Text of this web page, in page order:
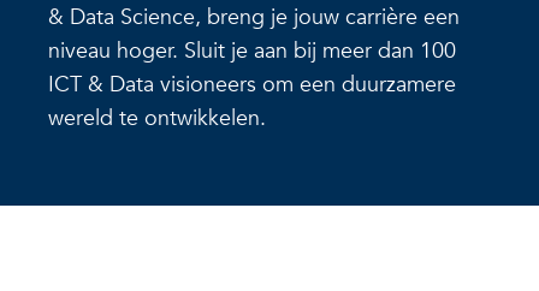
& Data Science, breng je jouw carrière een
niveau hoger. Sluit je aan bij meer dan 100
ICT & Data visioneers om een duurzamere
wereld te ontwikkelen.